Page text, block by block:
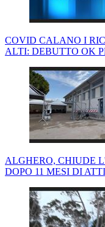
COVID CALANO I
ALTI: DEBUTTO OK
ALGHERO, CHIUDE
DOPO 11 MESI DI